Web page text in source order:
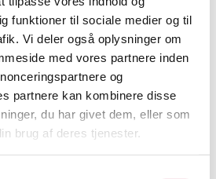
funktioner til sociale medier og til
Vi deler også oplysninger om
med vores partnere inden
og
partnere kan kombinere disse
du har givet dem, eller som
brug af deres tjenester.